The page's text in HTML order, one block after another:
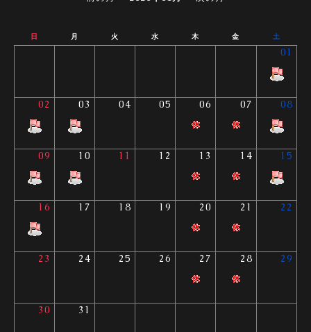
日 月 火 水 木 金 土
01
02 03 04 05 06 07 08
09 10 11 12 13 14 15
16 17 18 19 20 21 22
23 24 25 26 27 28 29
30 31